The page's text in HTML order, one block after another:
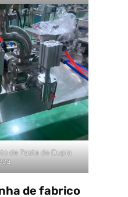
de Pasta de Dupla
de fabrico